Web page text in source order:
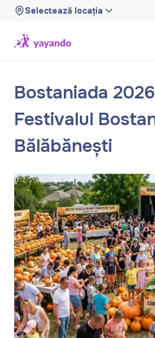
Selectează locația
Bostaniada
Festivalul
Bălăbănești